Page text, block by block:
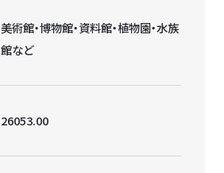
美術館・博物館・資料館・植物園・水族
館など
26053.00